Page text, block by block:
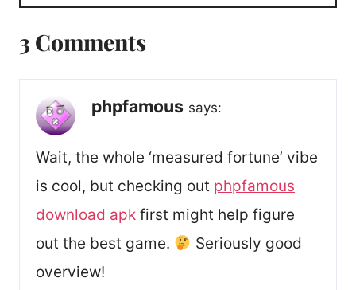
3 Comments
phpfamous says:
Wait, the whole ‘measured fortune’ vibe
is cool, but checking out phpfamous
download apk first might help figure
out the best game.
Seriously good
overview!